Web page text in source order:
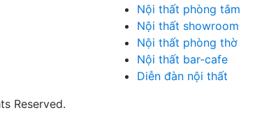
Nội thất phòng tắm
Nội thất showroom
Nội thất phòng thờ
Nội thất bar-cafe
Diễn đàn nội thất
Reserved.